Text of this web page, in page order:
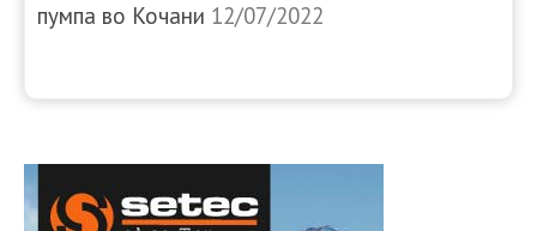
пумпа во Кочани 12/07/2022